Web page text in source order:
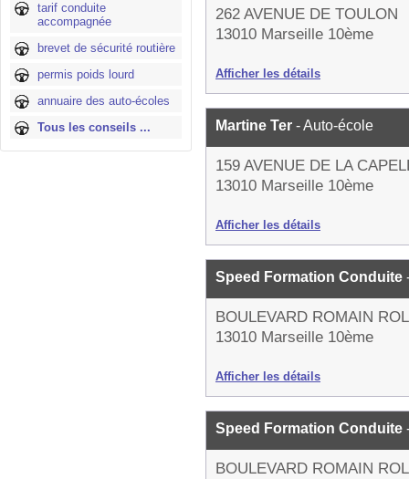
tarif conduite
accompagnée
brevet de sécurité routière
permis poids lourd
annuaire des auto-écoles
Tous les conseils ...
262 AVENUE DE TOULON
13010 Marseille 10ème
Afficher les détails
Martine Ter - Auto-école
159 AVENUE DE LA
13010 Marseille 10ème
Afficher les détails
Speed Formation Conduite
BOULEVARD ROMAIN
13010 Marseille 10ème
Afficher les détails
Speed Formation Conduite
BOULEVARD ROMAIN